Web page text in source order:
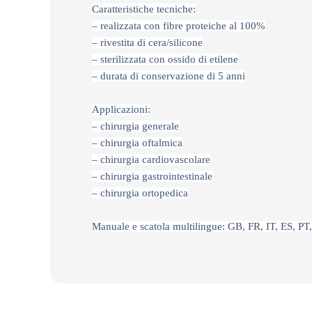
Caratteristiche tecniche:
– realizzata con fibre proteiche al 100%
– rivestita di cera/silicone
– sterilizzata con ossido di etilene
– durata di conservazione di 5 anni
Applicazioni:
– chirurgia generale
– chirurgia oftalmica
– chirurgia cardiovascolare
– chirurgia gastrointestinale
– chirurgia ortopedica
Manuale e scatola multilingue: GB, FR, IT, ES,